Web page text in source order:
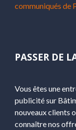
communiqués de
PASSER DE
Vous êtes une
publicité sur
nouveaux clients
connaître nos